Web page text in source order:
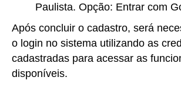
Paulista. Opção: Entrar com
Após concluir o cadastro, será
o login no sistema utilizando as
cadastradas para acessar as
disponíveis.